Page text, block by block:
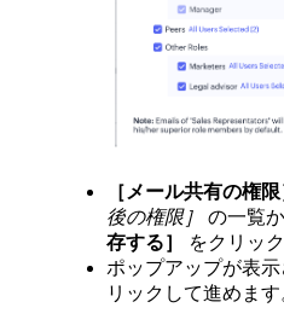
［メール共有の権限
後の権限］ の一覧
存する］
をクリッ
ポップアップが表
リックして進めます